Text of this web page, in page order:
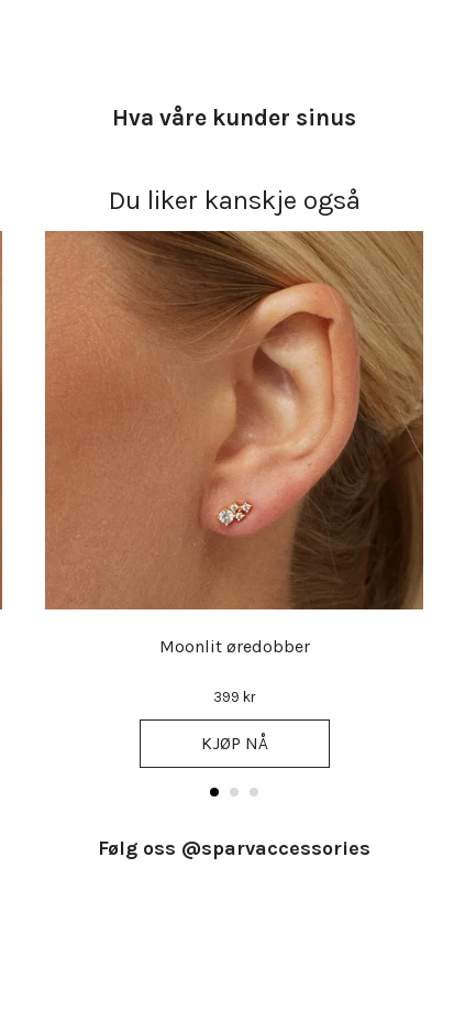
Hva våre kunder sinus
Du liker kanskje også
Moonlit øredobber
399 kr
KJØP NÅ
Følg oss @sparvaccessories